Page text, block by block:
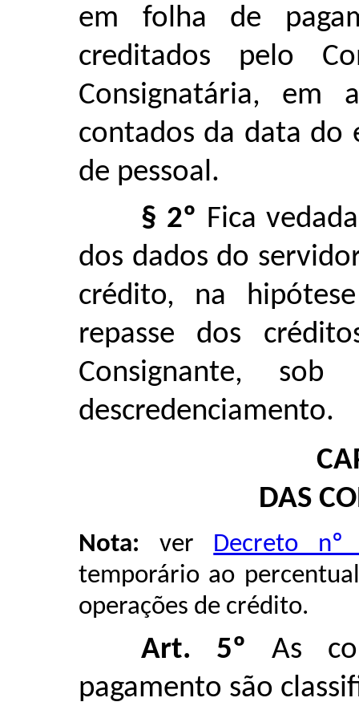
em folha de
creditados pelo
Consignatária,
contados da data do
de pessoal.
§ 2º Fica
dos dados do
crédito, na
repasse dos
Consignante,
descredenciamento.
DAS
Nota: ver Decreto
temporário ao
operações de crédito.
Art. 5º As
pagamento são